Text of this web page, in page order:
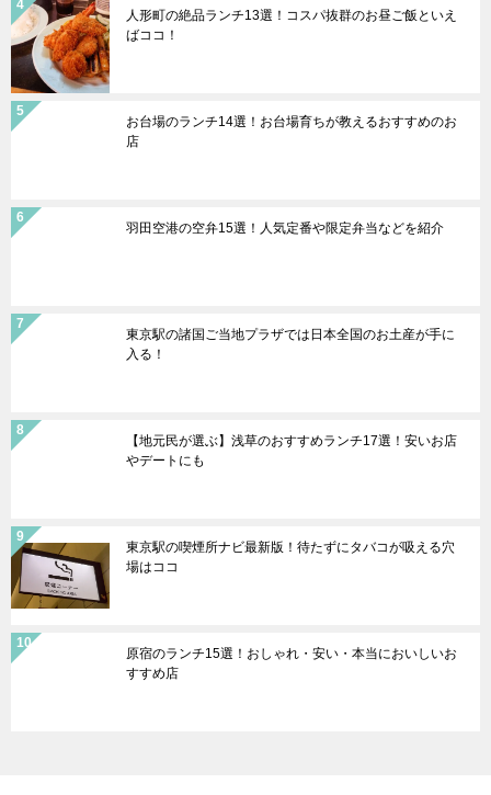
人形町の絶品ランチ13選！コスパ抜群のお昼ご飯といえ
ばココ！
お台場のランチ14選！お台場育ちが教えるおすすめのお
店
羽田空港の空弁15選！人気定番や限定弁当などを紹介
東京駅の諸国ご当地プラザでは日本全国のお土産が手に
入る！
【地元民が選ぶ】浅草のおすすめランチ17選！安いお店
やデートにも
東京駅の喫煙所ナビ最新版！待たずにタバコが吸える穴
場はココ
原宿のランチ15選！おしゃれ・安い・本当においしいお
すすめ店